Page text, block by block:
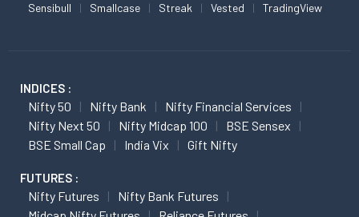
Sensibull Smallcase Streak Vested TradingView
INDICES :
Nifty 50 Nifty Bank
Nifty Financial Services
Nifty Next 50
Nifty Midcap 100
BSE Sensex
BSE Small Cap
India Vix Gift Nifty
FUTURES :
Nifty Futures
Nifty Bank Futures